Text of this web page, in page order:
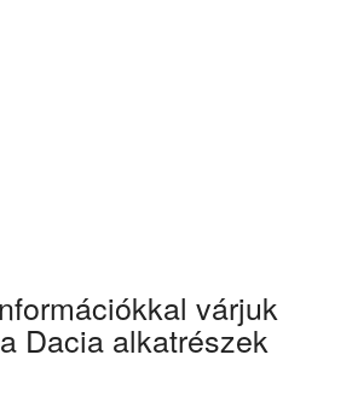
várjuk
Dacia alkatrészek